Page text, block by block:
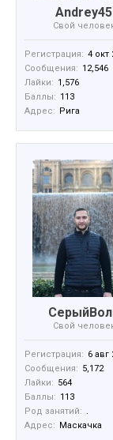
Andrey45
Свой
Регистрация: 4 окт
Сообщения: 12,546
Лайки: 1,576
Баллы: 113
Адрес:
Рига
Свой
Регистрация: 6 авг
Сообщения: 5,172
Лайки: 564
Баллы: 113
Род занятий: .
Адрес: Маскачка